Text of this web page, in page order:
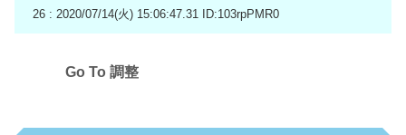
26 : 2020/07/14(火) 15:06:47.31 ID:103rpPMR0
Go To 調整